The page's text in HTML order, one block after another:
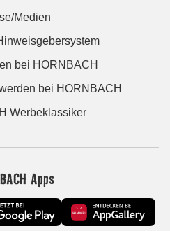
Medien
bei HORNBACH
bei HORNBACH
Werbeklassiker
Apps